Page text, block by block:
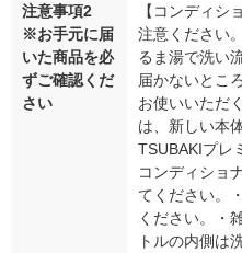
注意事項2
※お手元に届
いた商品を必
ずご確認くだ
さい
【コンディ
注意ください
るま湯で洗い
届かないとこ
お使いいただ
は、新しい本
TSUBAKIプレ
コンディショ
てください。
ください。・
トルの内側は